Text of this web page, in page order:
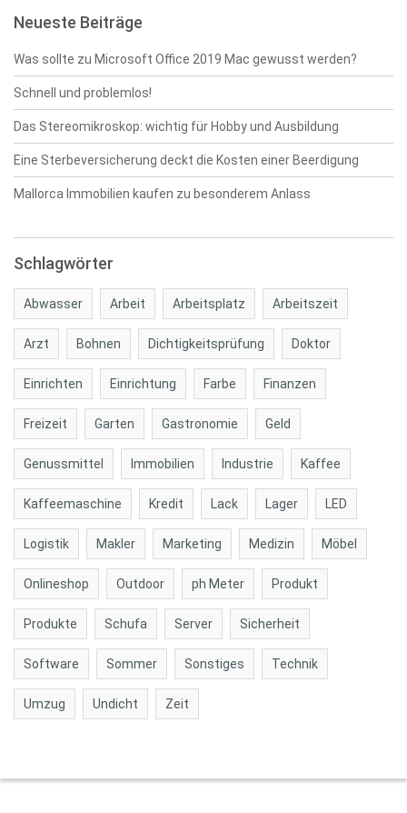
Neueste Beiträge
Was sollte zu Microsoft Office 2019 Mac gewusst werden?
Schnell und problemlos!
Das Stereomikroskop: wichtig für Hobby und Ausbildung
Eine Sterbeversicherung deckt die Kosten einer Beerdigung
Mallorca Immobilien kaufen zu besonderem Anlass
Schlagwörter
Abwasser Arbeit Arbeitsplatz Arbeitszeit
Arzt Bohnen Dichtigkeitsprüfung Doktor
Einrichten Einrichtung Farbe Finanzen
Freizeit Garten Gastronomie Geld
Genussmittel Immobilien Industrie Kaffee
Kaffeemaschine Kredit Lack Lager LED
Logistik Makler Marketing Medizin Möbel
Onlineshop Outdoor ph Meter Produkt
Produkte Schufa Server Sicherheit
Software Sommer Sonstiges Technik
Umzug Undicht Zeit